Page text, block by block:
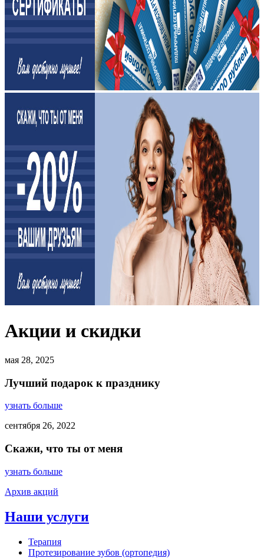
Акции и скидки
мая 28, 2025
Лучший подарок к празднику
узнать больше
сентября 26, 2022
Скажи, что ты от меня
узнать больше
Архив акций
Наши услуги
Терапия
Протезирование зубов (ортопедия)